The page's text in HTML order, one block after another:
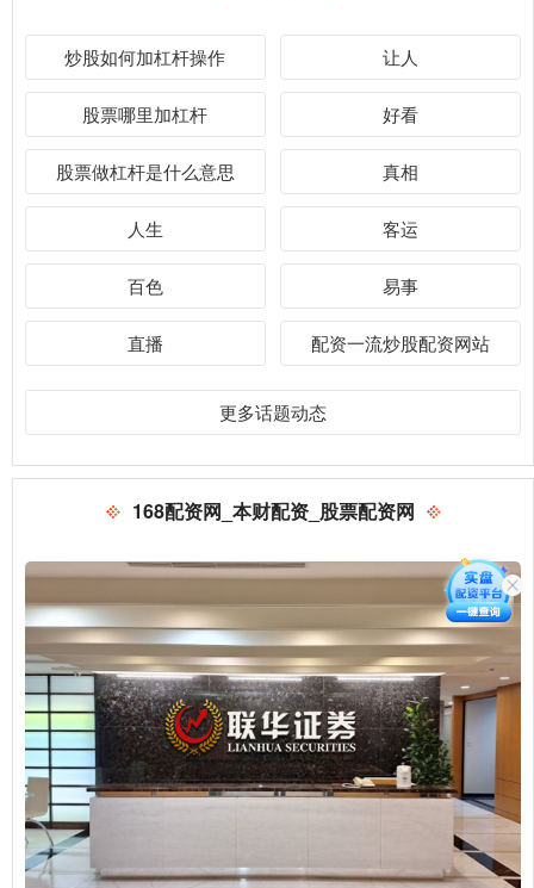
炒股如何加杠杆操作 让人
股票哪里加杠杆 好看
股票做杠杆是什么意思 真相
人生 客运
百色 易事
直播 配资一流炒股配资网站
更多话题动态
168配资网_本财配资_股票配资网